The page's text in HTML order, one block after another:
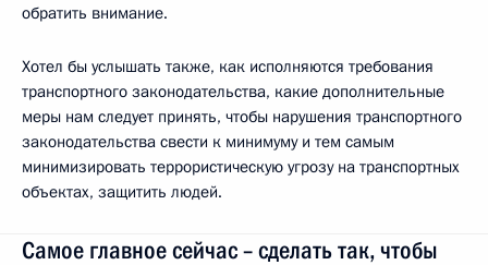
обратить внимание.
Хотел бы услышать также, как исполняются требования
транспортного законодательства, какие дополнительные
меры нам следует принять, чтобы нарушения транспортного
законодательства свести к минимуму и тем самым
минимизировать террористическую угрозу на транспортных
объектах, защитить людей.
Самое главное сейчас – сделать так, чтобы